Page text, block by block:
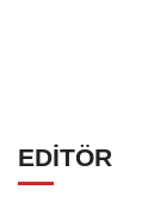
EDİTÖR